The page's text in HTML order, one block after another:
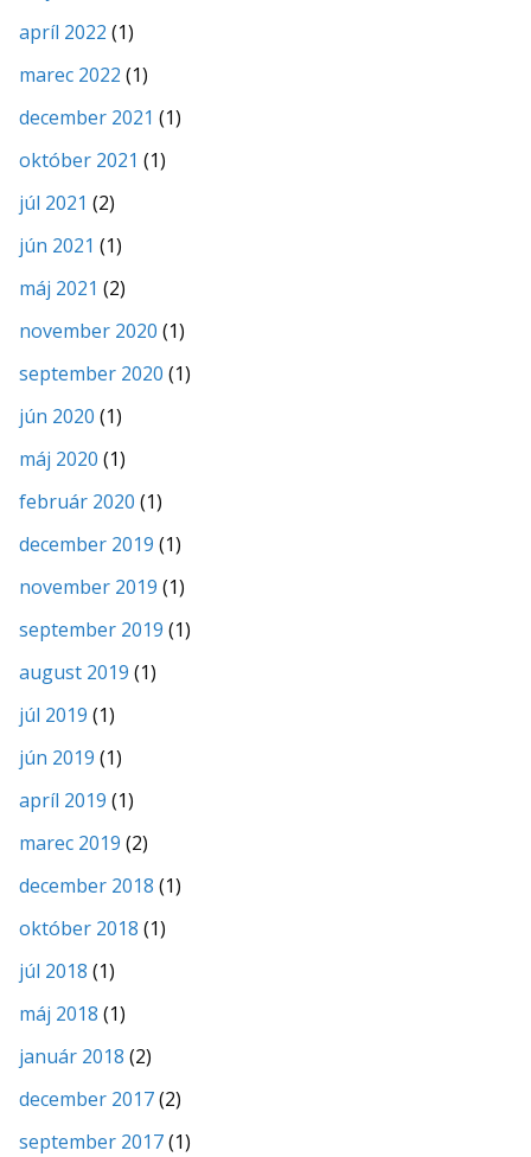
apríl 2022 (1)
marec 2022 (1)
december 2021 (1)
október 2021 (1)
júl 2021 (2)
jún 2021 (1)
máj 2021 (2)
november 2020 (1)
september 2020 (1)
jún 2020 (1)
máj 2020 (1)
február 2020 (1)
december 2019 (1)
november 2019 (1)
september 2019 (1)
august 2019 (1)
júl 2019 (1)
jún 2019 (1)
apríl 2019 (1)
marec 2019 (2)
december 2018 (1)
október 2018 (1)
júl 2018 (1)
máj 2018 (1)
január 2018 (2)
december 2017(2)
september 2017(1)